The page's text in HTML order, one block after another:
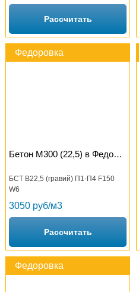
Рассчитать
Федоровка
Бетон М300 (22,5) в Федоровке
БСТ В22,5 (гравий) П1-П4 F150
W6
3050 руб/м3
Рассчитать
Федоровка